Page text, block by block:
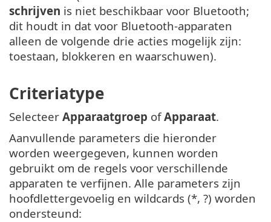
schrijven is niet beschikbaar voor Bluetooth;
dit houdt in dat voor Bluetooth-apparaten
alleen de volgende drie acties mogelijk zijn:
toestaan, blokkeren en waarschuwen).
Criteriatype
Selecteer Apparaatgroep ofApparaat.
Aanvullende parameters die hieronder
worden weergegeven, kunnen worden
gebruikt om de regels voor verschillende
apparaten te verfijnen. Alle parameters zijn
hoofdlettergevoelig en wildcards (*, ?) worden
ondersteund: